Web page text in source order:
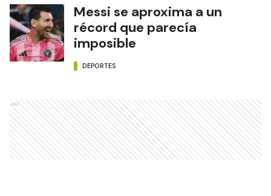
Messi se aproxima a un
récord que parecía
imposible
DEPORTES
Ads